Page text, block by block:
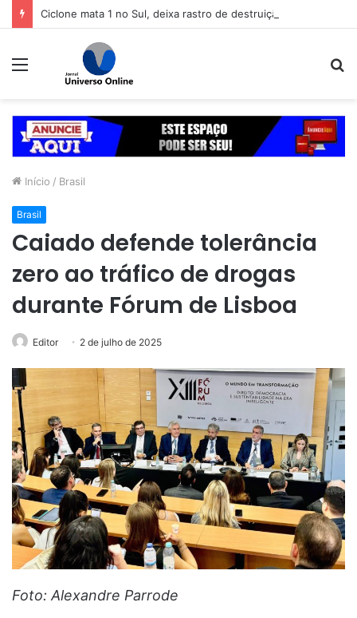
Menu
Início / Brasil
Brasil
Caiado defende tolerância
zero ao tráfico de drogas
durante Fórum de Lisboa
Editor 2 de julho de 2025
Foto: Alexandre Parrode